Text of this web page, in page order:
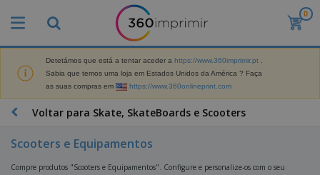
0
Detetámos que está a tentar aceder a https://www.360imprimir.pt
Sabia que temos uma loja em Estados Unidos da América ? Faça
as suas compras em
https://www.360onlineprint.com
Voltar para Skate, SkateBoards e Scooters
Scooters e Equipamentos
Compre produtos "Scooters e Equipamentos". Configure e personalize-os com o seu